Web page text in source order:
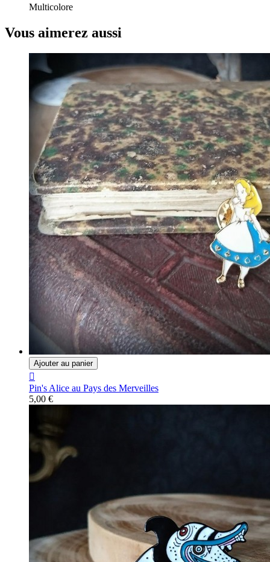
Multicolore
Vous aimerez aussi
Ajouter au panier

Pin's Alice au Pays des Merveilles
5,00 €